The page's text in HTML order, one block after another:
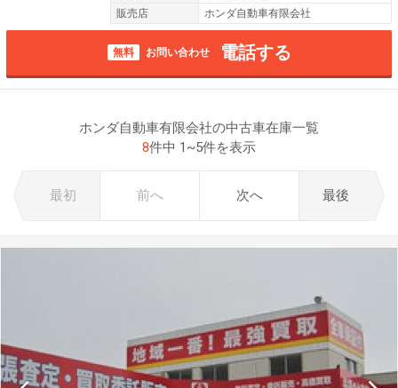
販売店
ホンダ自動車有限会社
無料 お問い合わせ 電話する
ホンダ自動車有限会社の中古車在庫一覧
8件中 1~5件を表示
最初 前へ 次へ 最後